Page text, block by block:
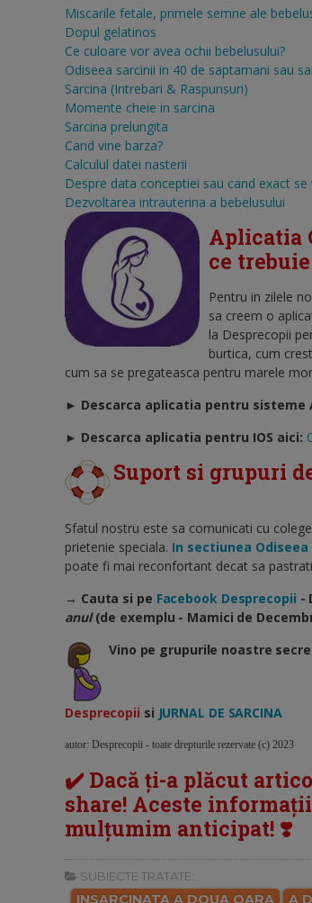
Miscarile fetale, primele semne ale
Dopul gelatinos
Ce culoare vor avea ochii bebelusului?
Odiseea sarcinii in 40 de saptamani sau
Sarcina (Intrebari & Raspunsuri)
Momente cheie in sarcina
Sarcina prelungita
Cand vine barza?
Calculul datei nasterii
Despre data conceptiei sau cand exact se
Dezvoltarea intrauterina a bebelusului
Aplicatia
ce
Pentru in zilele
sa creem o
la Desprecopii
burtica, cum
cum sa se pregateasca pentru marele
► Descarca aplicatia pentru sisteme
► Descarca aplicatia pentru IOS aici:
Suport si grupuri
Sfatul nostru este sa comunicati cu
prietenie speciala. In sectiunea Odiseea
poate fi mai reconfortant decat sa
→ Cauta si pe Facebook Desprecopii -
anul (de exemplu - Mamici de
Vino pe grupurile noastre
Desprecopii si JURNAL DE SARCINA
autor: Desprecopii - toate drepturile rezervate (c) 2023
✔️ Dacă ți-a plăcut
share! Aceste
mulțumim anticipat! ❣️
SUBIECTE TRATATE:
INSARCINATA A DOUA OARA A